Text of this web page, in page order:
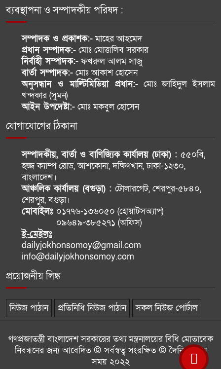
হাসিনার রাজনৈতিক কর্মকাণ্ডে ভারতের
২০৩২ সাল পর্যন্ত রিয়াল মাদ্রিদেই
থাকছেন ভিনিসিয়ুস জুনিয়র
হাসিনার বক্তব্য বাংলাদেশের
সার্বভৌমত্বের হুমকি: এনসিপি
ব্যবস্থাপনা ও সম্পাদকীয় পরিষদ :
সম্পাদক ও প্রকাশক:-মাহের আহমেদ
প্রধান সম্পাদক:- মোঃ মোত্তালিব সরকার
নির্বাহী সম্পাদক:-ফখরুল আলম সাজু
বার্তা সম্পাদক:- মোঃ আকাশ হোসেন
অনুসন্ধান ও মাল্টিমিডিয়া প্রধান:- মোঃ জাহিদুল ইসলাম
খন্দকার (সুমন)
আইন উপদেষ্টা:- মোঃ মকবুল হোসেন
যোগাযোগের ঠিকানা
সম্পাদকীয়, বার্তা ও বাণিজ্যিক কার্যালয় (ঢাকা) : ৫৫০বি,
হজ্জ ক্যাম্প রোড, আশকোনা, দক্ষিণখান, ঢাকা-১২৩০,
বাংলাদেশ।
আঞ্চলিক কার্যালয় (বগুড়া) : টোলারগেট, শেরপুর-৫৮৪০,
শেরপুর, বগুড়া।
মোবাইলঃ ০১৭৭৬-১৩৬০৫০ (হোয়াটসঅ্যাপ)
০৯৬৪৯-৩৮৫২৭১ (অফিস)
ই-মেইলঃ
dailyjokhonsomoy@gmail.com
info@dailyjokhonsomoy.com
প্রয়োজনীয় লিঙ্ক
নিউজ পাঠান প্রতিনিধি নিউজ পাঠান সকল নিউজ পোর্টাল
গণপ্রজাতন্ত্রী বাংলাদেশ সরকারের তথ্য মন্ত্রনালয়ের বিধি মোতাবেক
নিবন্ধনের জন্য আবেদিত © সর্বস্বত্ব সংরক্ষিত © দৈনিক যখন
সময় ২০২২